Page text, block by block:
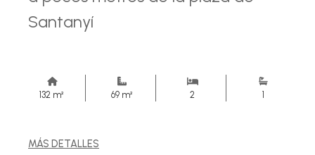
Santanyí
132 m² 69 m² 2 1
MÁS DETALLES